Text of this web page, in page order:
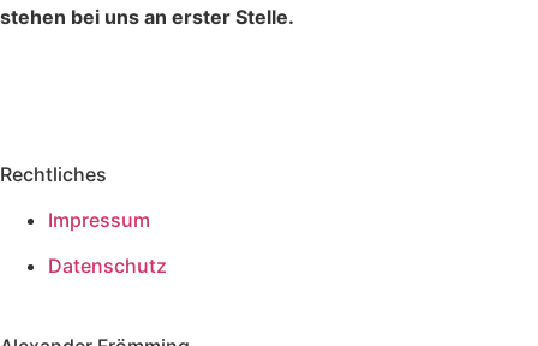
stehen bei uns an erster Stelle.
Rechtliches
Impressum
Datenschutz